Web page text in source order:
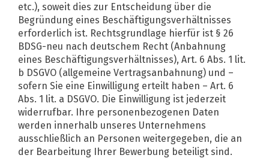
etc.), soweit dies zur Entscheidung über die
Begründung eines Beschäftigungsverhältnisses
erforderlich ist. Rechtsgrundlage hierfür ist § 26
BDSG-neu nach deutschem Recht (Anbahnung
eines Beschäftigungsverhältnisses), Art. 6 Abs. 1 lit.
b DSGVO (allgemeine Vertragsanbahnung) und –
sofern Sie eine Einwilligung erteilt haben – Art. 6
Abs. 1 lit. a DSGVO. Die Einwilligung ist jederzeit
widerrufbar. Ihre personenbezogenen Daten
werden innerhalb unseres Unternehmens
ausschließlich an Personen weitergegeben, die an
der Bearbeitung Ihrer Bewerbung beteiligt sind.